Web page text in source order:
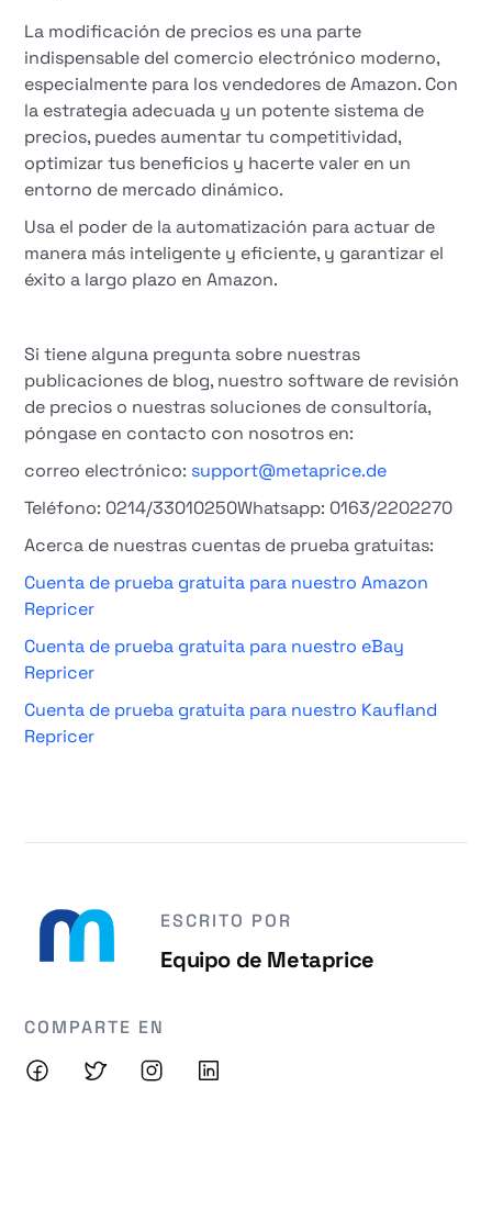
La modificación de precios es una parte
indispensable del comercio electrónico moderno,
especialmente para los vendedores de Amazon. Con
la estrategia adecuada y un potente sistema de
precios, puedes aumentar tu competitividad,
optimizar tus beneficios y hacerte valer en un
entorno de mercado dinámico.
Usa el poder de la automatización para actuar de
manera más inteligente y eficiente, y garantizar el
éxito a largo plazo en Amazon.
Si tiene alguna pregunta sobre nuestras
publicaciones de blog, nuestro software de revisión
de precios o nuestras soluciones de consultoría,
póngase en contacto con nosotros en:
correo electrónico: support@metaprice.de
Teléfono: 0214/33010250Whatsapp: 0163/2202270
Acerca de nuestras cuentas de prueba gratuitas:
Cuenta de prueba gratuita para nuestro Amazon
Repricer
Cuenta de prueba gratuita para nuestro eBay
Repricer
Cuenta de prueba gratuita para nuestro Kaufland
Repricer
ESCRITO POR
Equipo de Metaprice
COMPARTE EN